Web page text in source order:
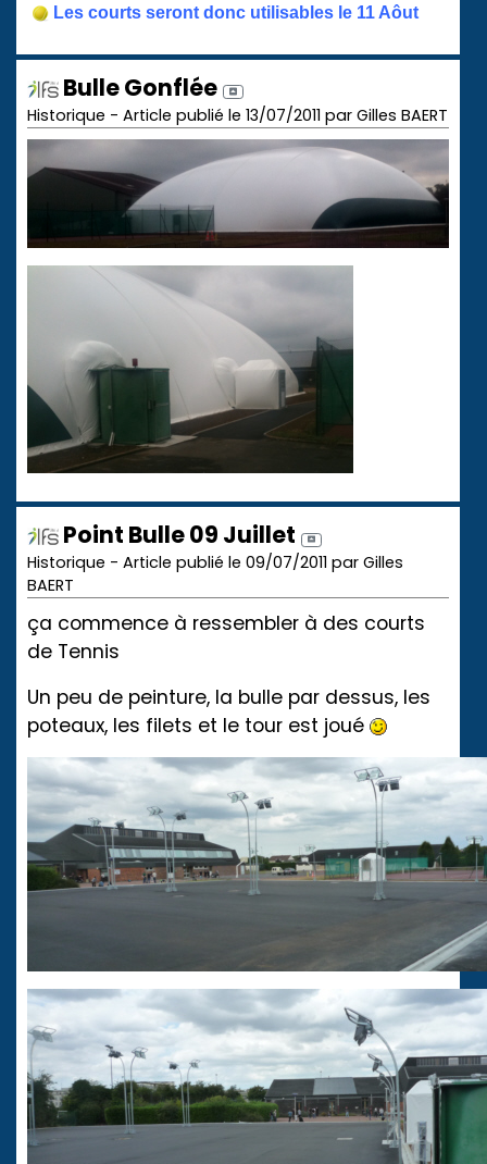
Les courts seront donc utilisables le 11 Aôut
Bulle Gonflée
Historique - Article publié le 13/07/2011 par Gilles BAERT
Point Bulle 09 Juillet
Historique - Article publié le 09/07/2011 par Gilles
BAERT
ça commence à ressembler à des courts
de Tennis
Un peu de peinture, la bulle par dessus, les
poteaux, les filets et le tour est joué